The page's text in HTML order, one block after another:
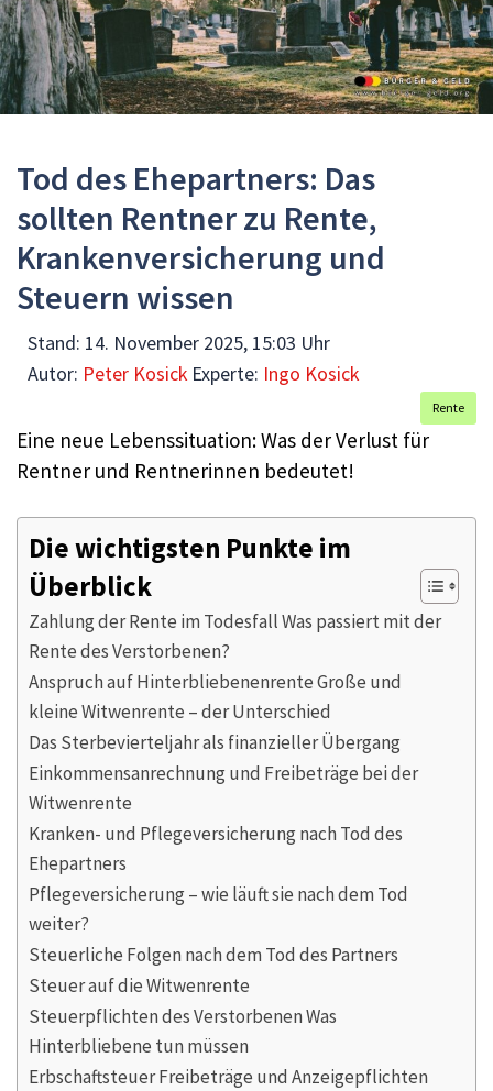
Tod des Ehepartners: Das
sollten Rentner zu Rente,
Krankenversicherung und
Steuern wissen
Stand: 14. November 2025, 15:03 Uhr
Autor: Peter Kosick Experte: Ingo Kosick
Rente
Eine neue Lebenssituation: Was der Verlust für
Rentner und Rentnerinnen bedeutet!
Die wichtigsten Punkte im
Überblick
Zahlung der Rente im Todesfall Was passiert mit der
Rente des Verstorbenen?
Anspruch auf Hinterbliebenenrente Große und
kleine Witwenrente – der Unterschied
Das Sterbevierteljahr als finanzieller Übergang
Einkommensanrechnung und Freibeträge bei der
Witwenrente
Kranken- und Pflegeversicherung nach Tod des
Ehepartners
Pflegeversicherung – wie läuft sie nach dem Tod
weiter?
Steuerliche Folgen nach dem Tod des Partners
Steuer auf die Witwenrente
Steuerpflichten des Verstorbenen Was
Hinterbliebene tun müssen
Erbschaftsteuer Freibeträge und Anzeigepflichten